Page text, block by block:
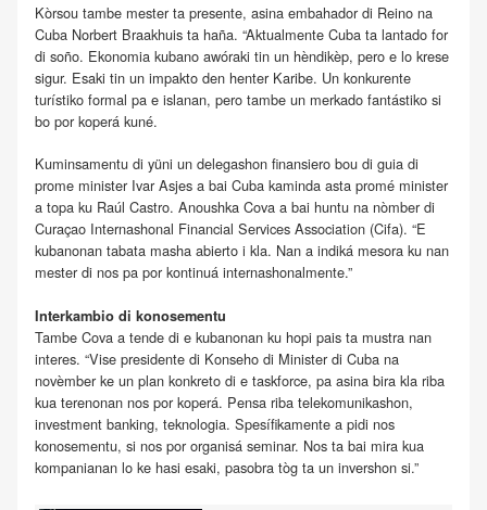
Kòrsou tambe mester ta presente, asina embahador di Reino na
Cuba Norbert Braakhuis ta haña. “Aktualmente Cuba ta lantado for
di soño. Ekonomia kubano awóraki tin un hèndikèp, pero e lo krese
sigur. Esaki tin un impakto den henter Karibe. Un konkurente
turístiko formal pa e islanan, pero tambe un merkado fantástiko si
bo por koperá kuné.
Kuminsamentu di yüni un delegashon finansiero bou di guia di
prome minister Ivar Asjes a bai Cuba kaminda asta promé minister
a topa ku Raúl Castro. Anoushka Cova a bai huntu na nòmber di
Curaçao Internashonal Financial Services Association (Cifa). “E
kubanonan tabata masha abierto i kla. Nan a indiká mesora ku nan
mester di nos pa por kontinuá internashonalmente.”
Interkambio di konosementu
Tambe Cova a tende di e kubanonan ku hopi pais ta mustra nan
interes. “Vise presidente di Konseho di Minister di Cuba na
novèmber ke un plan konkreto di e taskforce, pa asina bira kla riba
kua terenonan nos por koperá. Pensa riba telekomunikashon,
investment banking, teknologia. Spesífikamente a pidi nos
konosementu, si nos por organisá seminar. Nos ta bai mira kua
kompanianan lo ke hasi esaki, pasobra tòg ta un invershon si.”